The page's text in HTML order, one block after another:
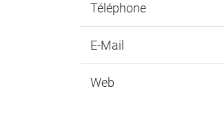
Téléphone
E-Mail
Web